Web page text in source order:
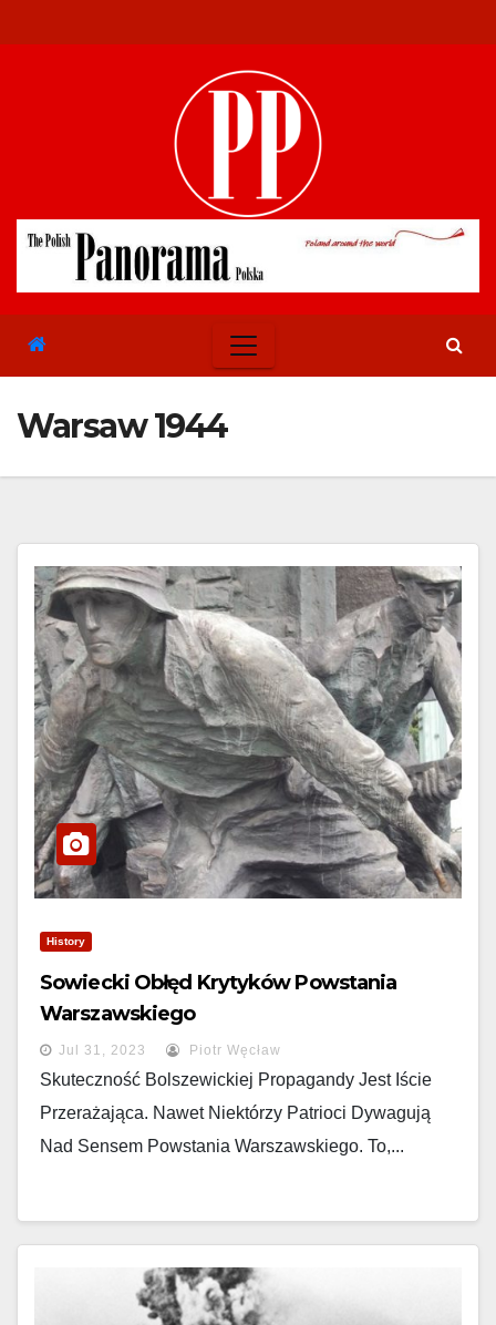
to
Warsaw 1944
History
Sowiecki Obłęd Krytyków Powstania
Warszawskiego
Jul 31, 2023 Piotr Węcław
Skuteczność Bolszewickiej Propagandy Jest Iście
Przerażająca. Nawet Niektórzy Patrioci Dywagują
Nad Sensem Powstania Warszawskiego. To,...